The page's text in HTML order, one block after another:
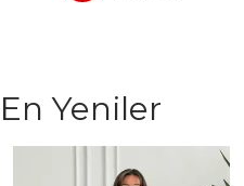
En Yeniler